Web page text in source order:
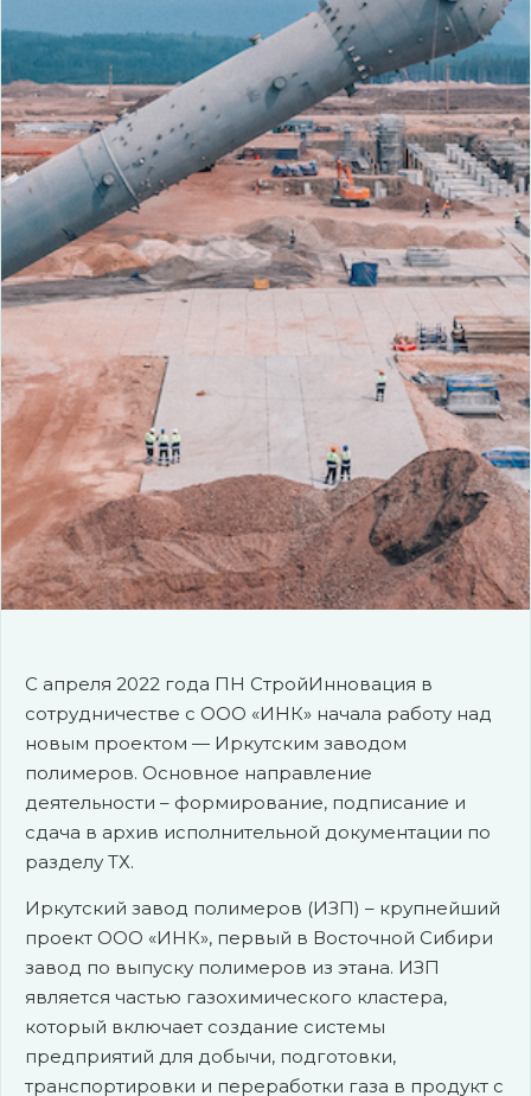
С апреля 2022 года ПН СтройИнновация в
сотрудничестве с ООО «ИНК» начала работу над
новым проектом — Иркутским заводом
полимеров. Основное направление
деятельности – формирование, подписание и
сдача в архив исполнительной документации по
разделу ТХ.
Иркутский завод полимеров (ИЗП) – крупнейший
проект ООО «ИНК», первый в Восточной Сибири
завод по выпуску полимеров из этана. ИЗП
является частью газохимического кластера,
который включает создание системы
предприятий для добычи, подготовки,
транспортировки и переработки газа в продукт c